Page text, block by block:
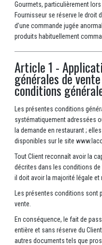
Gourmets, particulièrement
Fournisseur se réserve le droit
d’une commande jugée
produits habituellement
Article 1 -
générales de
conditions
Les présentes conditions
systématiquement adressées
la demande en restaurant ;
disponibles sur le site
Tout Client reconnaît avoir la
décrites dans les conditions
il doit avoir la majorité légale et
Les présentes conditions sont
vente.
En conséquence, le fait de
entière et sans réserve du
autres documents tels que